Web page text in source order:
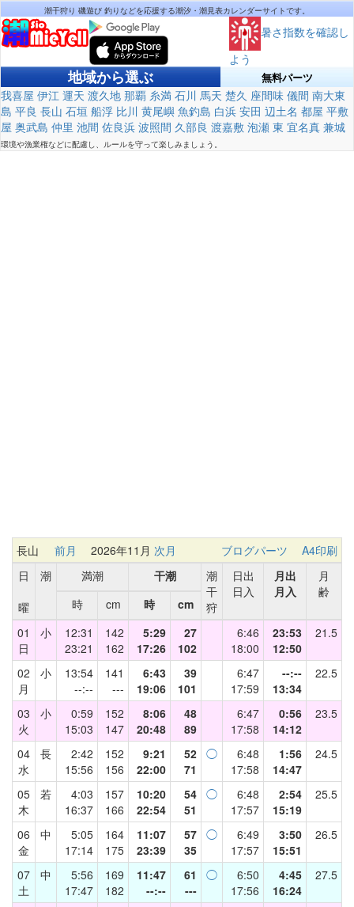
潮干狩り 磯遊び 釣りなどを応援する潮汐・潮見表カレンダーサイトです。
暑さ指数を確認し
よう
地域から選ぶ 無料パーツ
我喜屋 伊江 運天 渡久地 那覇 糸満 石川 馬天 楚久 座間味 儀間 南大東
島 平良 長山 石垣 船浮 比川 黄尾嶼 魚釣島 白浜 安田 辺土名 都屋 平敷
屋 奥武島 仲里 池間 佐良浜 波照間 久部良 渡嘉敷 泡瀬 東 宜名真 兼城
環境や漁業権などに配慮し、ルールを守って楽しみましょう。
長山 前月 2026年11月 次月 ブログパーツ
A4印刷
日
曜
潮 満潮 干潮
潮
干
狩
日出
日入
月出
月入
月
齢
時
cm 時
cm
01
日
小
12:31
23:21
142
162
5:29
17:26
27
102
6:46
18:00
23:53
12:50
21.5
02
月
小
13:54
--:--
141
---
6:43
19:06
39
101
6:47
17:59
--:--
13:34
22.5
03
火
小
0:59
15:03
152
147
8:06
20:48
48
89
6:47
17:58
0:56
14:12
23.5
04
水
長
2:42
15:56
152
156
9:21
22:00
52
71
◯
6:48
17:58
1:56
14:47
24.5
05
木
若
4:03
16:37
157
166
10:20
22:54
54
51
◯
6:48
17:57
2:54
15:19
25.5
06
金
中
5:05
17:14
164
175
11:07
23:39
57
35
◯
6:49
17:57
3:50
15:51
26.5
07
土
中
5:56
17:47
169
182
11:47
--:--
61
---
◯
6:50
17:56
4:45
16:24
27.5